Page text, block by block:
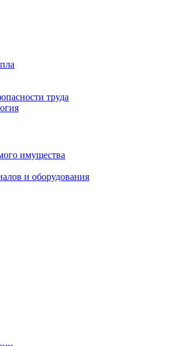
труда
имущества
и оборудования